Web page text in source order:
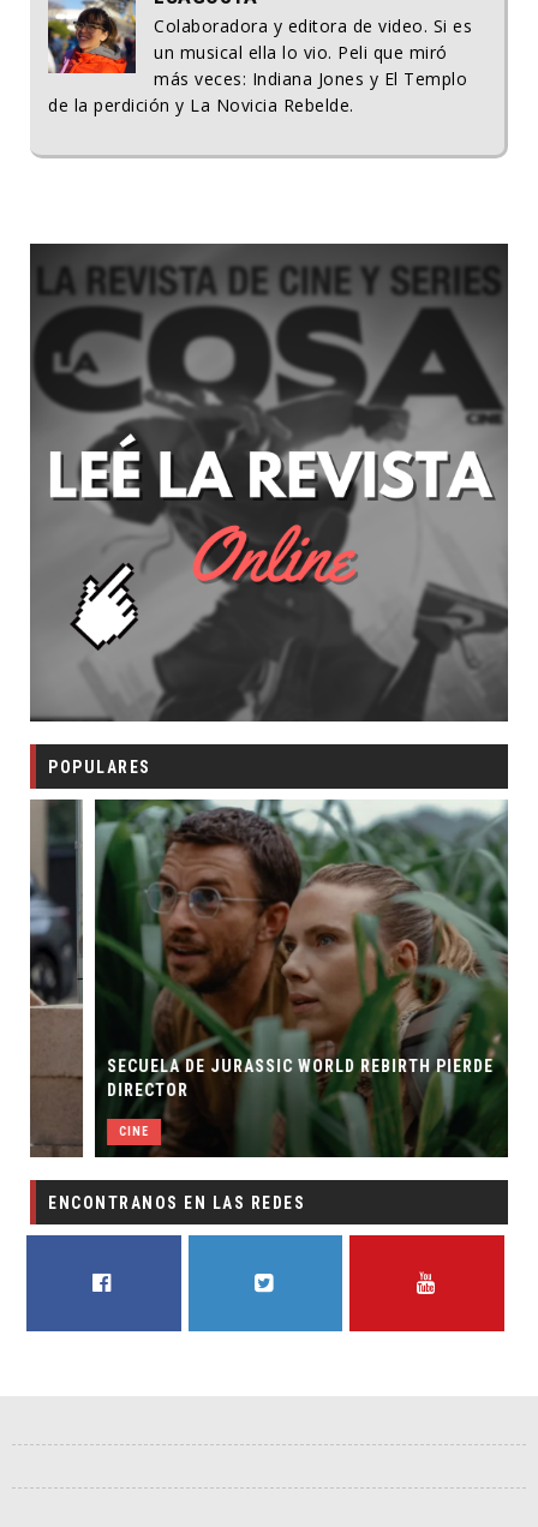
Colaboradora y editora de video. Si es
un musical ella lo vio. Peli que miró
más veces: Indiana Jones y El Templo
de la perdición y La Novicia Rebelde.
POPULARES
SECUELA DE JURASSIC WORLD REBIRTH PIERDE
DIRECTOR
ENCONTRANOS EN LAS REDES